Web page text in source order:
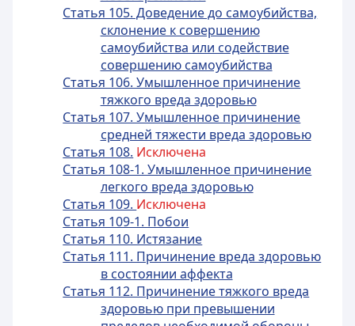
Статья 105. Доведение до самоубийства,
склонение к совершению
самоубийства или содействие
совершению самоубийства
Статья 106. Умышленное причинение
тяжкого вреда здоровью
Статья 107. Умышленное причинение
средней тяжести вреда здоровью
Статья 108. Исключена
Статья 108-1. Умышленное причинение
легкого вреда здоровью
Статья 109. Исключена
Статья 109-1. Побои
Статья 110. Истязание
Статья 111. Причинение вреда здоровью
в состоянии аффекта
Статья 112. Причинение тяжкого вреда
здоровью при превышении